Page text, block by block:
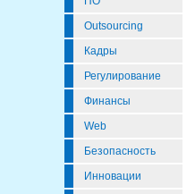
Outsourcing
Кадры
Регулирование
Финансы
Web
Безопасность
Инновации